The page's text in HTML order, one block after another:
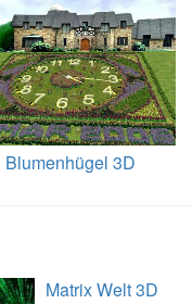
Blumenhügel 3D
Matrix Welt 3D